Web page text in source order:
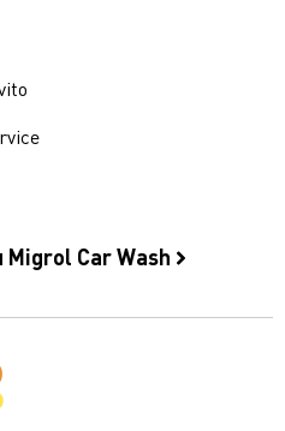
Car Wash